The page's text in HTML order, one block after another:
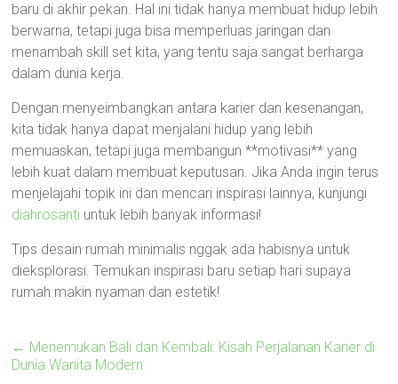
baru di akhir pekan. Hal ini tidak hanya membuat hidup lebih
berwarna, tetapi juga bisa memperluas jaringan dan
menambah skill set kita, yang tentu saja sangat berharga
dalam dunia kerja.
Dengan menyeimbangkan antara karier dan kesenangan,
kita tidak hanya dapat menjalani hidup yang lebih
memuaskan, tetapi juga membangun **motivasi** yang
lebih kuat dalam membuat keputusan. Jika Anda ingin terus
menjelajahi topik ini dan mencari inspirasi lainnya, kunjungi
diahrosanti untuk lebih banyak informasi!
Tips desain rumah minimalis nggak ada habisnya untuk
dieksplorasi. Temukan inspirasi baru setiap hari supaya
rumah makin nyaman dan estetik!
← Menemukan Bali dan Kembali: Kisah Perjalanan Karier di
Dunia Wanita Modern